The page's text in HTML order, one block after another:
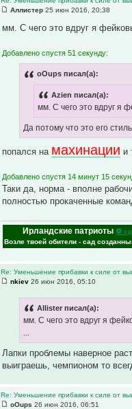
Аллистер 25 июн 2016, 20:38
мм. С чего это вдруг я
Добавлено спустя 51 секунду:
oOups писал(а):
Azien писал(а):
мм. С чего это вдруг я
Да потому что это его
попался на махинации и
Добавлено спустя 14 минут 15
Таки да, норма - вполне
полностью прокаченные
Ирландские патриоты ⚽
Возле твоей обители - сад
Re: Уменьшение прибавки к силе от
nkiev 26 июн 2016, 05:10
Allister писал(а):
мм. С чего это вдруг я
...
Лапки проблемы наверное
выиграешь, чемпионом то
Re: Уменьшение прибавки к силе от
oOups 26 июн 2016, 06:51